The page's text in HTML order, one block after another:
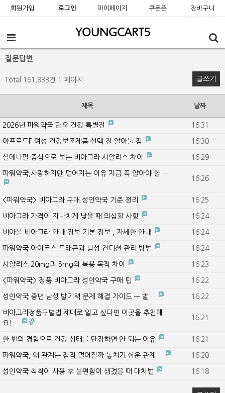
회원가입 로그인 마이페이지 쿠폰존 장바구니
질문답변
Total 161,833건 1 페이지 글쓰기
제목 날짜
2026년 파워약국 단오 건강 특별전 16:31
아프로드F 여성 건강보조제품 선택 전 알아둘 점 16:30
실데나필 중심으로 보는 비아그라 시알리스 차이 16:29
파워약국,사랑하지만 멀어지는 이유 지금 꼭 알아야 할 …
16:26
<파워약국> 비아그라 구매 성인약국 기준 정리 16:25
비아그라 가격이 지나치게 낮을 때 의심할 사항 16:24
비아몰 비아그라 안내 정보 기본 정보 , 자세한 안내 16:24
파워약국 아이코스 드래곤과 남성 컨디션 관리 방법 16:24
시알리스 20mg과 5mg의 복용 목적 차이 16:23
<파워약국> 정품 비아그라 성인약국 구매 팁 16:22
성인약국 중년 남성 발기력 문제 해결 가이드 — 발… 16:22
비아그라정품구별법 제대로 알고 싶다면 이곳을 추천해
요!…
16:21
한 번의 경험으로 건강 상태를 단정하면 안 되는 이유 16:21
파워약국, 왜 관계는 점점 멀어질까 놓치기 쉬운 관계… 16:20
성인약국 칙칙이 사용 후 불편함이 생겼을 때 대처법 16:18